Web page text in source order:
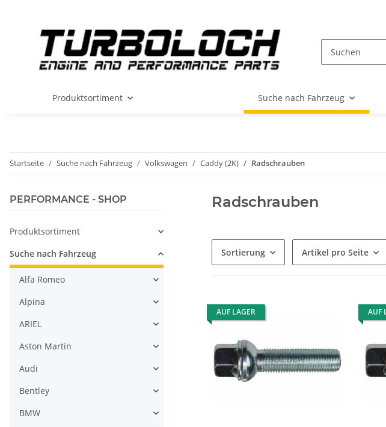
Produktsortiment Suche nach Fahrzeug
Startseite Suche nach Fahrzeug Volkswagen Caddy (2K) Radschrauben
Radschrauben
Sortierung Artikel pro Seite
AUF LAGER AUF
PERFORMANCE - SHOP
Produktsortiment
Suche nach Fahrzeug
Alfa Romeo
Alpina
ARIEL
Aston Martin
Audi
Bentley
BMW